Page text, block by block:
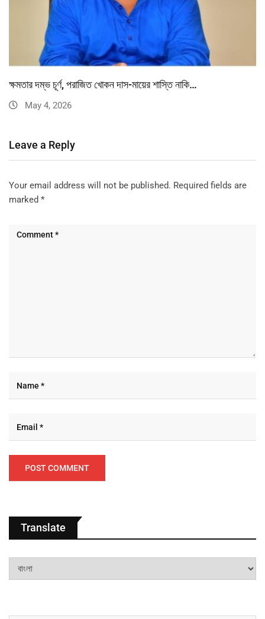
ক্ষমতার দম্ভ চূর্ণ, পরাজিত খোকন দাস-মায়ের শাস্তি নাকি…
May 4, 2026
Leave a Reply
Your email address will not be published. Required fields are
marked *
Translate